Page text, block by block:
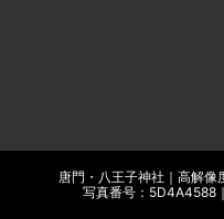
唐門・八王子神社｜高解像
写真番号：5D4A4588